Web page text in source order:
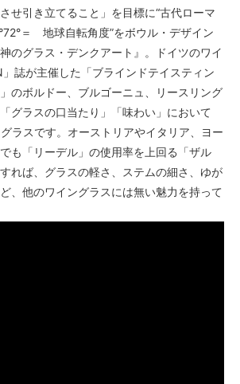
せ引き立てること」を目標に“古代ローマ
＝ 地球自転角度”をボウル・デザイン
のグラス・デンクアート』。ドイツのワイ
」誌が主催した「ブラインドテイスティン
のボルドー、ブルゴーニュ、リースリング
グラスの口当たり」「味わい」において
グラスです。オーストリアやイタリア、ヨー
も「リーデル」の使用率を上回る「ザル
れば、グラスの軽さ、ステムの細さ、ゆが
、他のワイングラスには無い魅力を持って